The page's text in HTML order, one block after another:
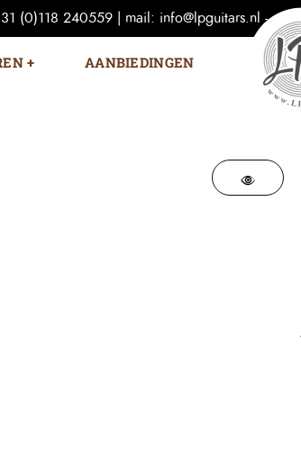
(0)118 240559 | mail: info@lpguitars.nl -
AANBIEDINGEN